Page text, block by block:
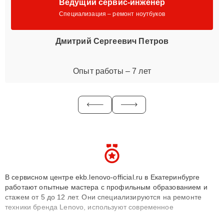
Ведущий сервис-инженер
Специализация – ремонт ноутбуков
Дмитрий Сергеевич Петров
Опыт работы – 7 лет
В сервисном центре ekb.lenovo-official.ru в Екатеринбурге
работают опытные мастера с профильным образованием и
стажем от 5 до 12 лет. Они специализируются на ремонте
техники бренда Lenovo, используют современное